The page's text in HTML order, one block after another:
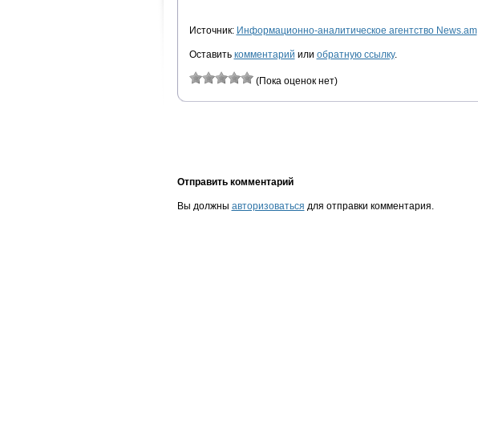
Источник: Информационно-аналитическое агентство News.am
Оставить комментарий или обратную ссылку.
(Пока оценок нет)
Отправить комментарий
Вы должны авторизоваться для отправки комментария.